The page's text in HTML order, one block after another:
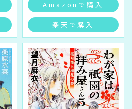
Amazonで購入
楽天で購入